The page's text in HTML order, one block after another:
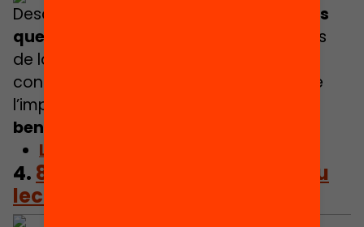
Descobreix quins són els
principals usos
que els adolescents fan del mòbil,
des
de la comunicació fins al consum de
continguts. Un test per reflexionar sobre
l’impacte del seu ús i avançar cap al
benestar digital
Llegeix l’article
4. 8 lectures per guanyar l’estiu
lector